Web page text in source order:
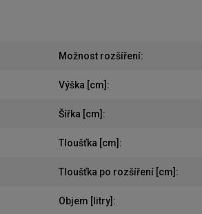
Možnost rozšíření:
Výška [cm] :
Šířka [cm] :
Tloušťka [cm] :
Tloušťka po rozšíření [cm] :
Objem [litry] :